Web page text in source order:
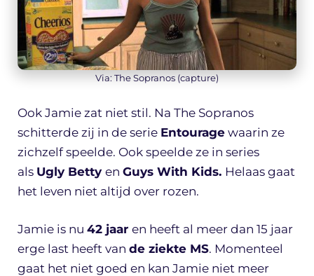
Via: The Sopranos (capture)
Ook Jamie zat niet stil. Na The Sopranos
schitterde zij in de serie Entourage waarin ze
zichzelf speelde. Ook speelde ze in series
als Ugly Betty en Guys With Kids. Helaas gaat
het leven niet altijd over rozen.
Jamie is nu 42 jaar en heeft al meer dan 15 jaar
erge last heeft van de ziekte MS. Momenteel
gaat het niet goed en kan Jamie niet meer